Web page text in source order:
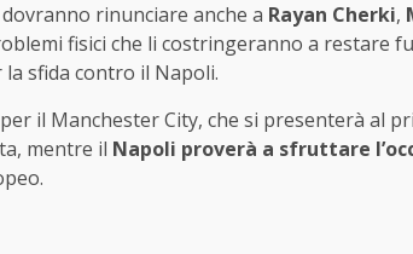
rinunciare anche a Rayan Cherki,
fisici che li costringeranno a restare
la sfida contro il Napoli.
il Manchester City, che si presenterà al
mentre il Napoli proverà a sfruttare